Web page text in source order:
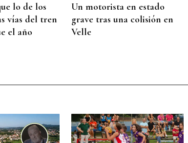
lo de los
vías del tren
el año
Un motorista en estado
grave tras una colisión en
Velle